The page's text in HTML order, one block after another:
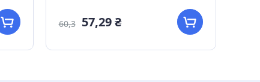
60,3 57,29 ₴